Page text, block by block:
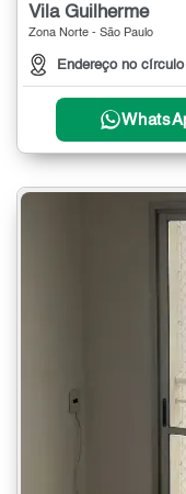
Vila Guilherme
Zona Norte - São Paulo
Endereço no